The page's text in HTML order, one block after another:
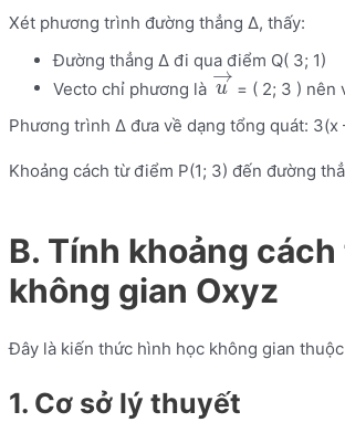
Xét phương trình đường thẳng Δ, thấy:
Đường thẳng Δ đi qua điểm Q( 3; 1)
Vecto chỉ phương là u
→
= ( 2; 3 ) nên
Phương trình Δ đưa về dạng tổng quát: 3(x
Khoảng cách từ điểm P(1; 3) đến đường
B. Tính khoảng
không gian Oxyz
Đây là kiến thức hình học không gian
1. Cơ sở lý thuyết